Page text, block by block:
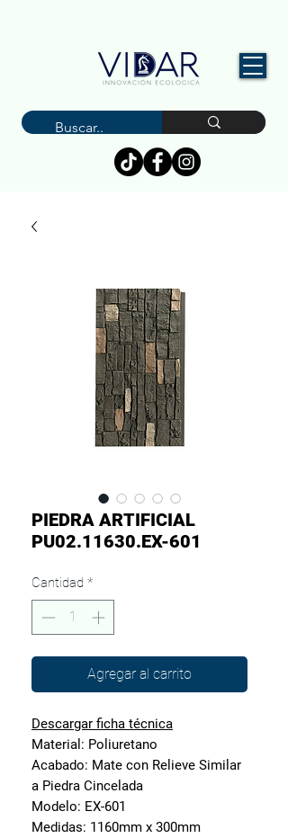
PIEDRA ARTIFICIAL
PU02.11630.EX-601
Cantidad *
Agregar al carrito
Descargar ficha técnica
Material: Poliuretano
Acabado: Mate con Relieve Similar
a Piedra Cincelada
Modelo: EX-601
Medidas: 1160mm x 300mm